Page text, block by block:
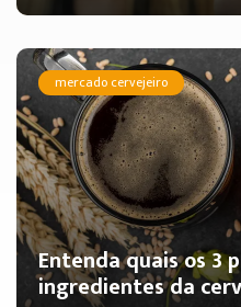
mercado cervejeiro
Entenda quais os 3
ingredientes da